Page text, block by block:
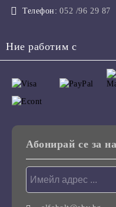
Телефон: 052 /96 29 87
Ние работим с
Абонирай се за